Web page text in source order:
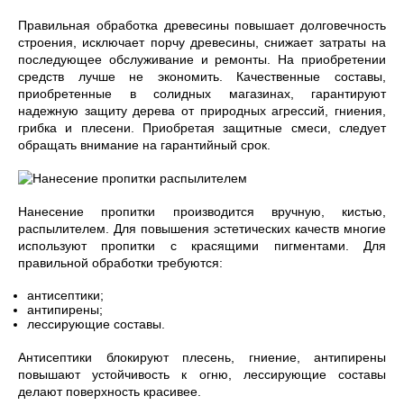
Правильная обработка древесины повышает долговечность
строения, исключает порчу древесины, снижает затраты на
последующее обслуживание и ремонты. На приобретении
средств лучше не экономить. Качественные составы,
приобретенные в солидных магазинах, гарантируют
надежную защиту дерева от природных агрессий, гниения,
грибка и плесени. Приобретая защитные смеси, следует
обращать внимание на гарантийный срок.
Нанесение пропитки производится вручную, кистью,
распылителем. Для повышения эстетических качеств многие
используют пропитки с красящими пигментами. Для
правильной обработки требуются:
антисептики;
антипирены;
лессирующие составы.
Антисептики блокируют плесень, гниение, антипирены
повышают устойчивость к огню, лессирующие составы
делают поверхность красивее.